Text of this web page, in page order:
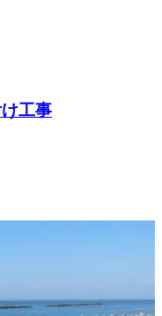
工事